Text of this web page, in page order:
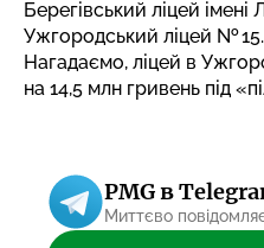
Берегівський ліцей
Ужгородський ліцей № 15.
Нагадаємо, ліцей в
на 14,5 млн гривень під
PMG в
Миттєво